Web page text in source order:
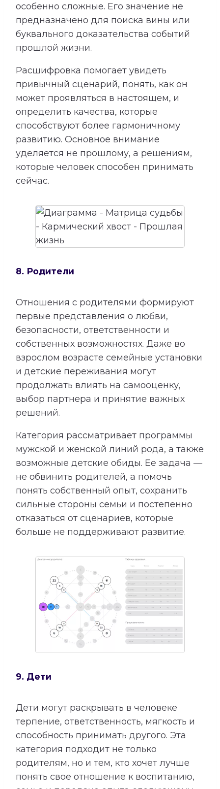
особенно сложные. Его значение не
предназначено для поиска вины или
буквального доказательства событий
прошлой жизни.
Расшифровка помогает увидеть
привычный сценарий, понять, как он
может проявляться в настоящем, и
определить качества, которые
способствуют более гармоничному
развитию. Основное внимание
уделяется не прошлому, а решениям,
которые человек способен принимать
сейчас.
8. Родители
Отношения с родителями формируют
первые представления о любви,
безопасности, ответственности и
собственных возможностях. Даже во
взрослом возрасте семейные установки
и детские переживания могут
продолжать влиять на самооценку,
выбор партнера и принятие важных
решений.
Категория рассматривает программы
мужской и женской линий рода, а также
возможные детские обиды. Ее задача —
не обвинить родителей, а помочь
понять собственный опыт, сохранить
сильные стороны семьи и постепенно
отказаться от сценариев, которые
больше не поддерживают развитие.
9. Дети
Дети могут раскрывать в человеке
терпение, ответственность, мягкость и
способность принимать другого. Эта
категория подходит не только
родителям, но и тем, кто хочет лучше
понять свое отношение к воспитанию,